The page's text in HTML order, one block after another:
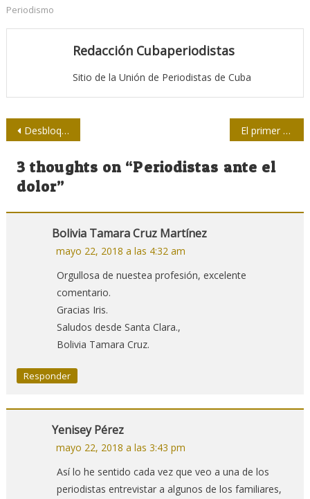
Periodismo
Redacción Cubaperiodistas
Sitio de la Unión de Periodistas de Cuba
Navegación
de
entradas
Desbloqueado el twitter de Cubadebate El primer fotorreportero de Bohemia
3 thoughts on “Periodistas ante el
dolor”
Bolivia Tamara Cruz Martínez
mayo 22, 2018 a las 4:32 am
Orgullosa de nuestea profesión, excelente
comentario.
Gracias Iris.
Saludos desde Santa Clara.,
Bolivia Tamara Cruz.
Responder
Yenisey Pérez
mayo 22, 2018 a las 3:43 pm
Así lo he sentido cada vez que veo a una de los
periodistas entrevistar a algunos de los familiares,